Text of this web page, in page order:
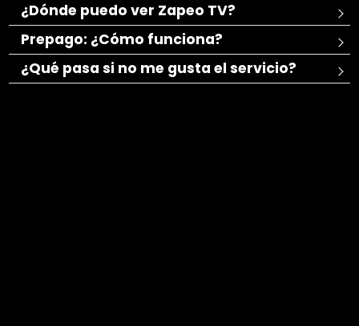
¿Dónde puedo ver Zapeo TV?
Prepago: ¿Cómo funciona?
¿Qué pasa si no me gusta el servicio?